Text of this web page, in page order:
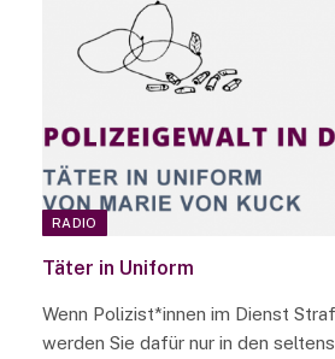
RADIO
Täter in Uniform
Wenn Polizist*innen im Dienst
werden Sie dafür nur in den